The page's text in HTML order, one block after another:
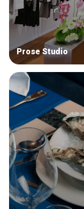
Prose Studio